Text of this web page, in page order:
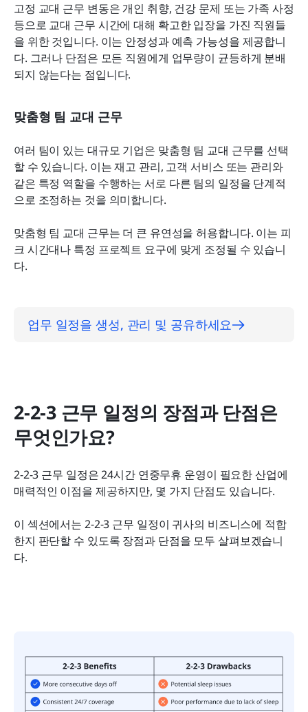
고정 교대 근무 변동은 개인 취향, 건강 문제 또는 가족 사정
등으로 교대 근무 시간에 대해 확고한 입장을 가진 직원들
을 위한 것입니다. 이는 안정성과 예측 가능성을 제공합니
다. 그러나 단점은 모든 직원에게 업무량이 균등하게 분배
되지 않는다는 점입니다.
맞춤형 팀 교대 근무
여러 팀이 있는 대규모 기업은 맞춤형 팀 교대 근무를 선택
할 수 있습니다. 이는 재고 관리, 고객 서비스 또는 관리와
같은 특정 역할을 수행하는 서로 다른 팀의 일정을 단계적
으로 조정하는 것을 의미합니다.
맞춤형 팀 교대 근무는 더 큰 유연성을 허용합니다. 이는 피
크 시간대나 특정 프로젝트 요구에 맞게 조정될 수 있습니
다.
업무 일정을 생성, 관리 및 공유하세요
2-2-3 근무 일정의 장점과 단점은
무엇인가요?
2-2-3 근무 일정은 24시간 연중무휴 운영이 필요한 산업에
매력적인 이점을 제공하지만, 몇 가지 단점도 있습니다.
이 섹션에서는 2-2-3 근무 일정이 귀사의 비즈니스에 적합
한지 판단할 수 있도록 장점과 단점을 모두 살펴보겠습니
다.